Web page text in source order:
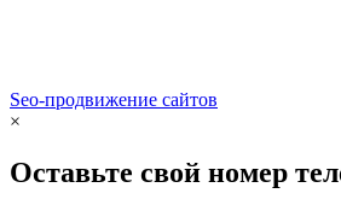
Seo-продвижение сайтов
×
Оставьте свой номер